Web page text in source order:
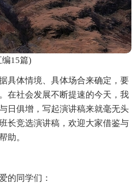
15篇)
具体情境、具体场合来确定，要
在社会发展不断提速的今天，我
日俱增，写起演讲稿来就毫无头
长竞选演讲稿，欢迎大家借鉴与
助。
的同学们：